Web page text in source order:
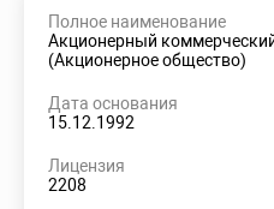
Полное наименование
Акционерный
(Акционерное общество)
Дата основания
15.12.1992
Лицензия
2208